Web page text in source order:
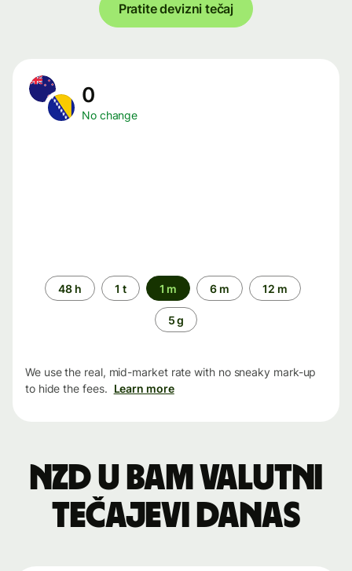
Pratite devizni tečaj
0
No change
Time
period
48 h 1 t 1 m 6 m 12 m
5 g
We use the real, mid-market rate with no sneaky mark-up
to hide the fees. Learn more
NZD u BAM valutni
tečajevi danas